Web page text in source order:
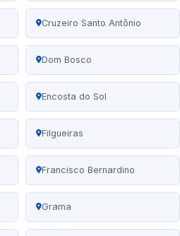
Cruzeiro Santo Antônio
Dom Bosco
Encosta do Sol
Filgueiras
Francisco Bernardino
Grama